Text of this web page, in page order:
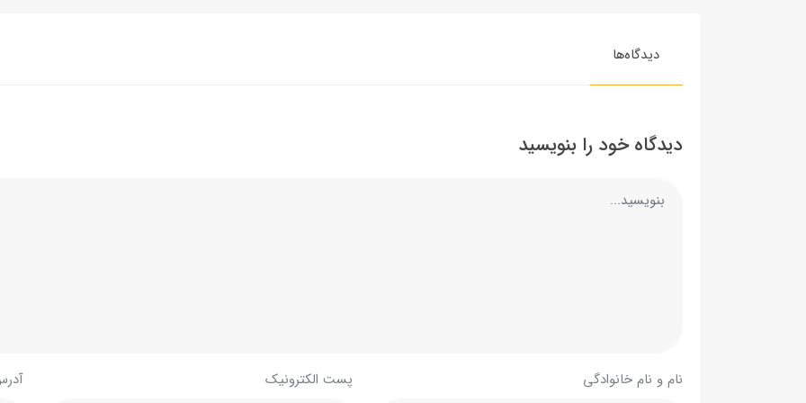
دیدگاه‌ها
دیدگاه خود را بنویسید
نام و نام خانوادگی پست الکترونیک